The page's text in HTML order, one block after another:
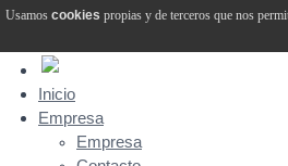
Inicio
Empresa
Empresa
Usamos cookies propias y de terceros que nos